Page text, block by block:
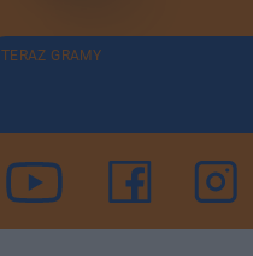
TERAZ GRAMY